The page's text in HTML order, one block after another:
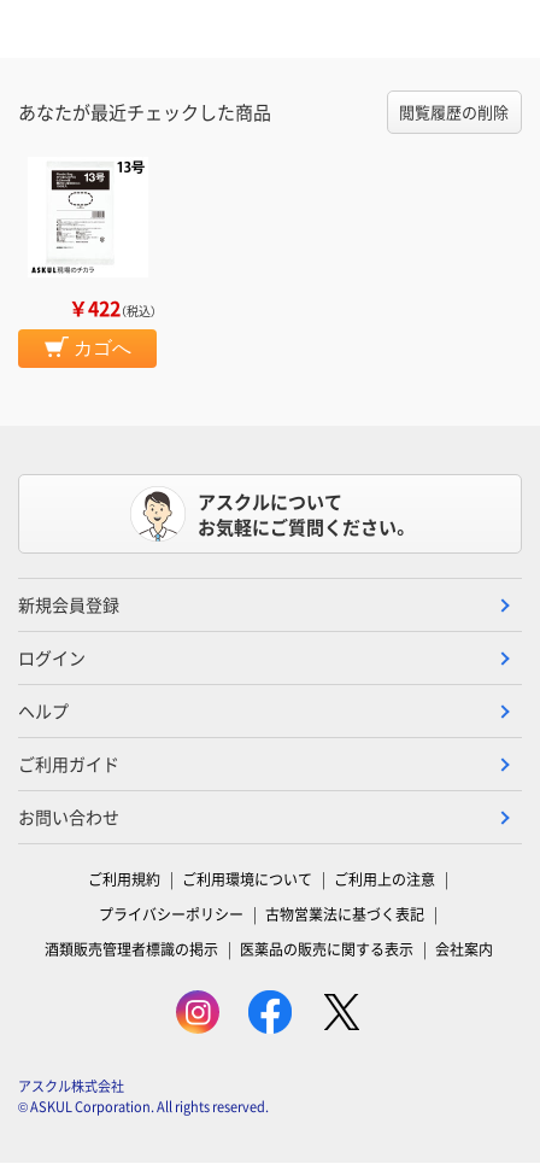
あなたが最近チェックした商品 閲覧履歴の削除
￥422（税込）
カゴへ
アスクルについて
お気軽にご質問ください。
新規会員登録
ログイン
ヘルプ
ご利用ガイド
お問い合わせ
ご利用規約 ご利用環境について
ご利用上の注意
プライバシーポリシー
古物営業法に基づく表記
酒類販売管理者標識の掲示
医薬品の販売に関する表示 会社案内
アスクル株式会社
© ASKUL Corporation. All rights reserved.